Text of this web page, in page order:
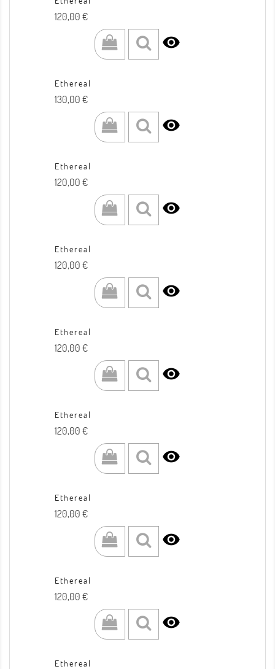
Prezzo
120,00 €

Ethereal
Prezzo
130,00 €

Ethereal
Prezzo
120,00 €

Ethereal
Prezzo
120,00 €

Ethereal
Prezzo
120,00 €

Ethereal
Prezzo
120,00 €

Ethereal
Prezzo
120,00 €

Ethereal
Prezzo
120,00 €

Ethereal